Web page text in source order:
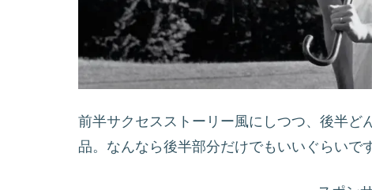
前半サクセスストーリー風にしつつ、後半ど
品。なんなら後半部分だけでもいいぐらいで